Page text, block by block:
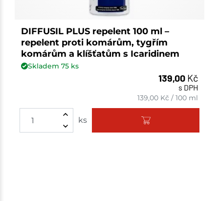
DIFFUSIL PLUS repelent 100 ml –
repelent proti komárům, tygřím
komárům a klíšťatům s Icaridinem
Skladem 75ks
139,00 Kč
s DPH
139,00 Kč /100 ml
ks